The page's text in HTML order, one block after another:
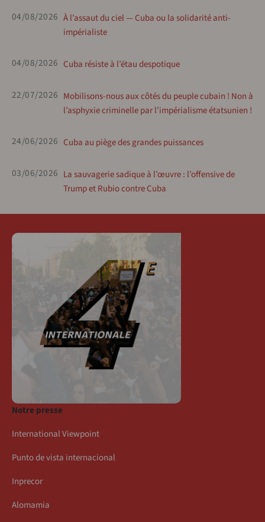
04/08/2026 À l’assaut du ciel — Cuba ou la solidarité anti-
impérialiste
04/08/2026 Cuba résiste à l’étau despotique
22/07/2026 Mobilisons-nous aux côtés du peuple cubain ! Non à
l’asphyxie criminelle par l’impérialisme étatsunien !
24/06/2026 Cuba au piège des grandes puissances
03/06/2026 La sauvagerie sadique à l’œuvre : l’offensive de
Trump et Rubio contre Cuba
Notre presse
International Viewpoint
Punto de vista internacional
Inprecor
Alomamia